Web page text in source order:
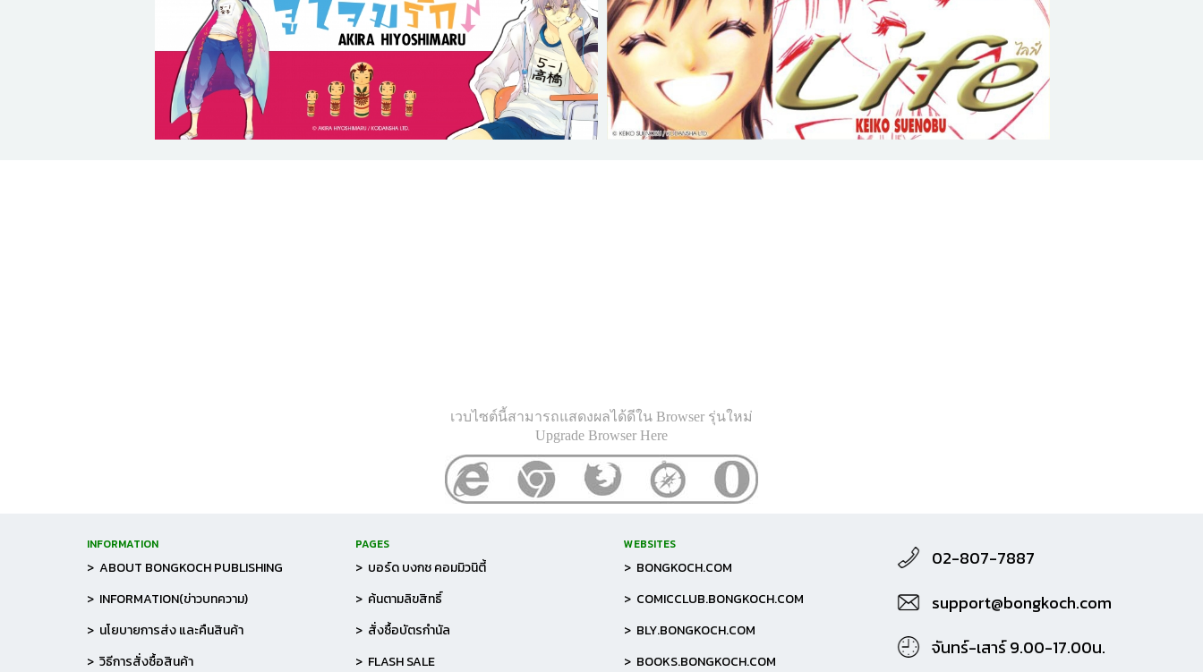
เวบไซต์นี้สามารถแสดงผลได้ดีใน Browser รุ่นใหม่
Upgrade Browser Here
INFORMATION
> ABOUT BONGKOCH PUBLISHING
> INFORMATION(ข่าวบทความ)
> นโยบายการส่ง และคืนสินค้า
> วิธีการสั่งซื้อสินค้า
PAGES
> บอร์ด บงกช คอมมิวนิตี้
> ค้นตามลิขสิทธิ์
> สั่งซื้อบัตรกำนัล
> FLASH SALE
WEBSITES
> BONGKOCH.COM
> COMICCLUB.BONGKOCH.COM
> BLY.BONGKOCH.COM
> BOOKS.BONGKOCH.COM
02-807-7887
support@bongkoch.com
จันทร์-เสาร์ 9.00-17.00น.